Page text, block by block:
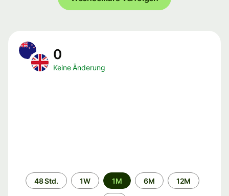
0
Keine Änderung
Zeitraum
48 Std. 1W 1M 6M 12M